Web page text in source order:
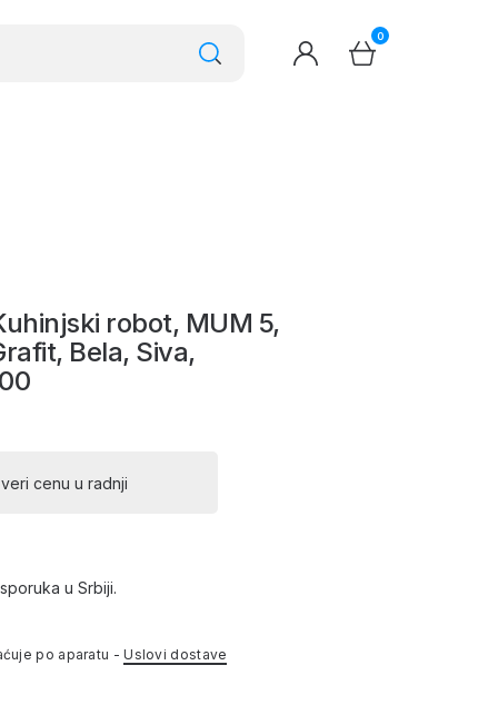
0
robot, MUM 5,
Bela, Siva,
cenu u radnji
u Srbiji.
po aparatu -Uslovi dostave